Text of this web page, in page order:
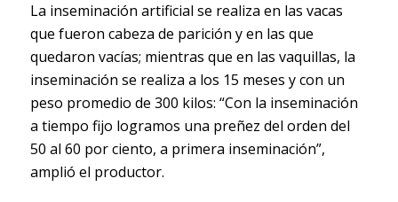
La inseminación artificial se realiza en las vacas
que fueron cabeza de parición y en las que
quedaron vacías; mientras que en las vaquillas, la
inseminación se realiza a los 15 meses y con un
peso promedio de 300 kilos: “Con la inseminación
a tiempo fijo logramos una preñez del orden del
50 al 60 por ciento, a primera inseminación”,
amplió el productor.